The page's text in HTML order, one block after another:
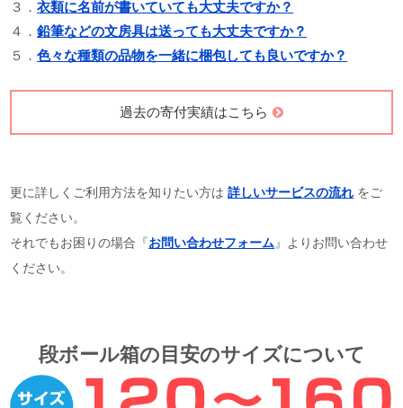
３．衣類に名前が書いていても大丈夫ですか？
４．鉛筆などの文房具は送っても大丈夫ですか？
５．色々な種類の品物を一緒に梱包しても良いですか？
過去の寄付実績はこちら
更に詳しくご利用方法を知りたい方は詳しいサービスの流れをご
覧ください。
それでもお困りの場合『お問い合わせフォーム』よりお問い合わせ
ください。
段ボール箱の目安のサイズについて